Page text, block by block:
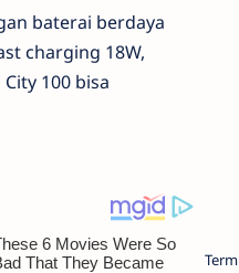
baterai berdaya
charging 18W,
100 bisa
Term